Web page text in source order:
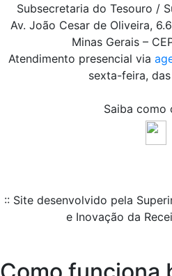
Subsecretaria do Tesouro /
Av. João Cesar de Oliveira,
Minas Gerais –
Atendimento presencial via
sexta-feira,
Saiba como
:: Site desenvolvido pela
e Inovação da